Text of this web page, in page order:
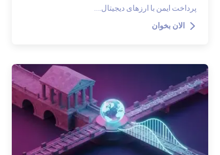
پرداخت ایمن با ارزهای دیجیتال.…
الان بخوان